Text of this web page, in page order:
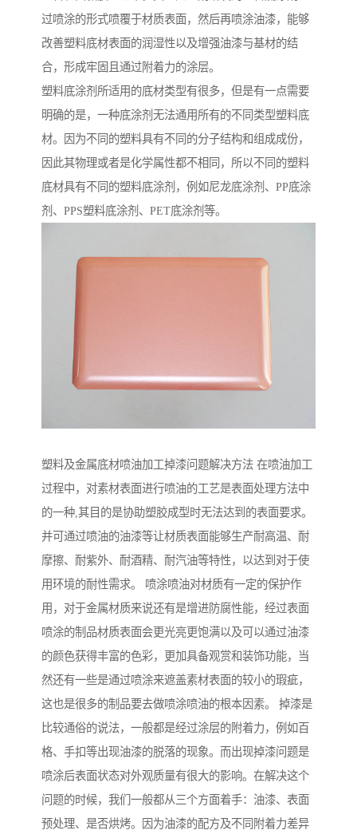
过喷涂的形式喷覆于材质表面，然后再喷涂油漆，能够
改善塑料底材表面的润湿性以及增强油漆与基材的结
合，形成牢固且通过附着力的涂层。
塑料底涂剂所适用的底材类型有很多，但是有一点需要
明确的是，一种底涂剂无法通用所有的不同类型塑料底
材。因为不同的塑料具有不同的分子结构和组成成份，
因此其物理或者是化学属性都不相同，所以不同的塑料
底材具有不同的塑料底涂剂，例如尼龙底涂剂、PP底涂
剂、PPS塑料底涂剂、PET底涂剂等。
塑料及金属底材喷油加工掉漆问题解决方法 在喷油加工
过程中，对素材表面进行喷油的工艺是表面处理方法中
的一种,其目的是协助塑胶成型时无法达到的表面要求。
并可通过喷油的油漆等让材质表面能够生产耐高温、耐
摩擦、耐紫外、耐酒精、耐汽油等特性，以达到对于使
用环境的耐性需求。 喷涂喷油对材质有一定的保护作
用，对于金属材质来说还有是增进防腐性能，经过表面
喷涂的制品材质表面会更光亮更饱满以及可以通过油漆
的颜色获得丰富的色彩，更加具备观赏和装饰功能，当
然还有一些是通过喷涂来遮盖素材表面的较小的瑕疵，
这也是很多的制品要去做喷涂喷油的根本因素。 掉漆是
比较通俗的说法，一般都是经过涂层的附着力，例如百
格、手扣等出现油漆的脱落的现象。而出现掉漆问题是
喷涂后表面状态对外观质量有很大的影响。在解决这个
问题的时候，我们一般都从三个方面着手：油漆、表面
预处理、是否烘烤。因为油漆的配方及不同附着力差异